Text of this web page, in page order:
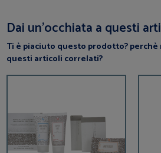
Dai un’occhiata a questi
Ti è piaciuto questo prodotto? perchè
questi articoli correlati?